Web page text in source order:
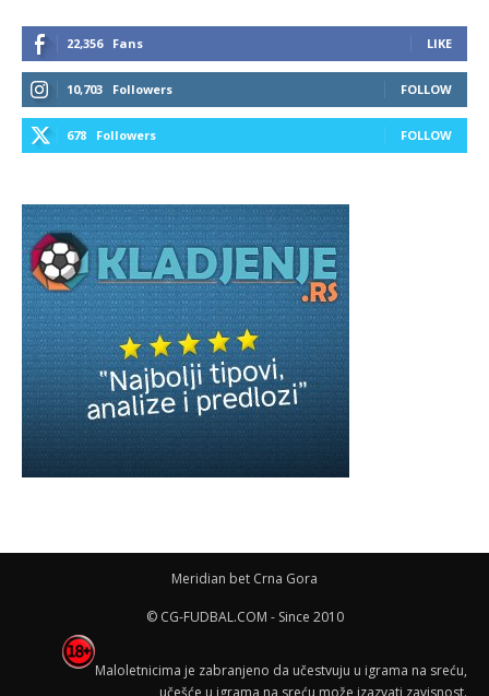
22,356 Fans LIKE
10,703 Followers FOLLOW
678 Followers FOLLOW
Meridian bet Crna Gora
© CG-FUDBAL.COM - Since 2010
Maloletnicima je zabranjeno da učestvuju u igrama na sreću,